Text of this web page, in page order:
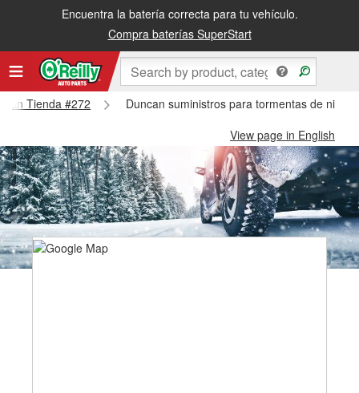
Encuentra la batería correcta para tu vehículo.
Compra baterías SuperStart
Tienda #272
Duncan suministros para tormentas de
View page in English